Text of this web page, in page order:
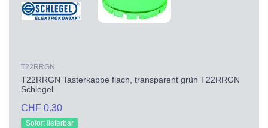
T22RRGN
T22RRGN Tasterkappe flach, transparent grün T22RRGN
Schlegel
CHF 0.30
Sofort lieferbar